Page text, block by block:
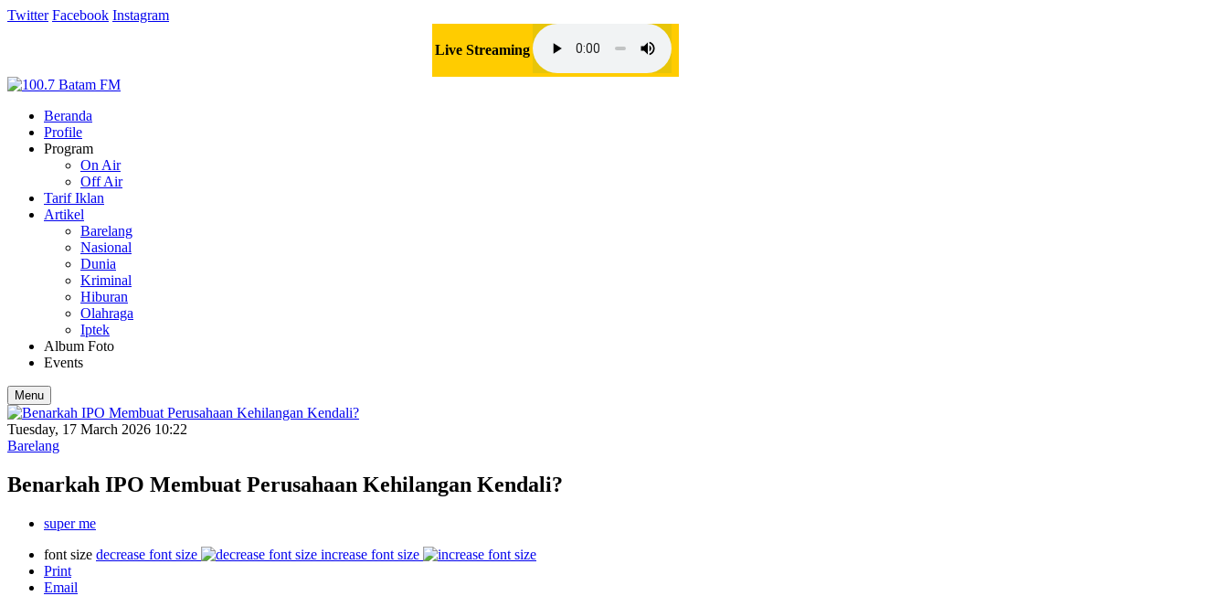
Twitter Facebook Instagram
Live Streaming
Beranda
Profile
Program
On Air
Off Air
Tarif Iklan
Artikel
Barelang
Nasional
Dunia
Kriminal
Hiburan
Olahraga
Iptek
Album Foto
Events
Menu
Tuesday, 17 March 2026 10:22
Barelang
Benarkah IPO Membuat Perusahaan Kehilangan Kendali?
super me
font size decrease font size
increase font size
Print
Email